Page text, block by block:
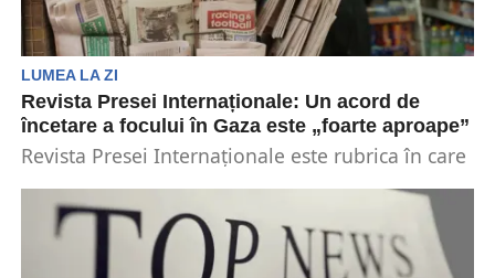
LUMEA LA ZI
Revista Presei Internaționale: Un acord de
încetare a focului în Gaza este „foarte aproape”
Revista Presei Internaționale este rubrica în care
la nivel global....